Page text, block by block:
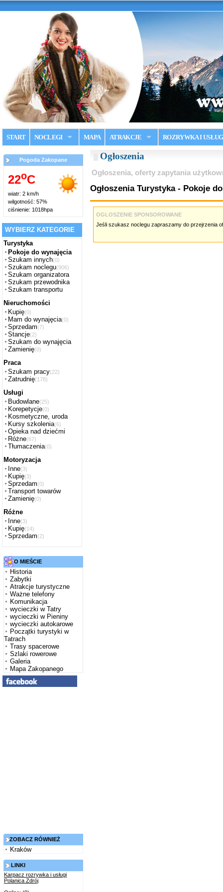
START NOCLEGI MAPA ATRAKCJE ROZRYWKA I
Pogoda Zakopane
22oC
wiatr: 2 km/h
wilgotność: 57%
ciśnienie: 1018hpa
WYBIERZ KATEGORIE
Turystyka
Pokoje do wynajęcia
Szukam innych(0)
Szukam noclegu(906)
Szukam organizatora
Szukam przewodnika
Szukam transportu
Nieruchomości
Kupię(0)
Mam do wynajęcia(0)
Sprzedam(7)
Stancje(2)
Szukam do wynajęcia
Zamienię(0)
Praca
Szukam pracy(22)
Zatrudnię(178)
Usługi
Budowlane(25)
Korepetycje(0)
Kosmetyczne, uroda
Kursy szkolenia(6)
Opieka nad dziećmi
Różne(67)
Tłumaczenia(0)
Motoryzacja
Inne(3)
Kupię(3)
Sprzedam(0)
Transport towarów
Zamienię(0)
Różne
Inne(3)
Kupię(14)
Sprzedam(2)
O MIEŚCIE
Historia
Zabytki
Atrakcje turystyczne
Ważne telefony
Komunikacja
wycieczki w Tatry
wycieczki w Pieniny
wycieczki autokarowe
Początki turystyki w
Tatrach
Trasy spacerowe
Szlaki rowerowe
Galeria
Mapa Zakopanego
ZOBACZ RÓWNIEŻ
Kraków
LINKI
Karpacz rozrywka i usługi
Polanica Zdrój
Ogłoszenia
Ogłoszenia, oferty zapytania
Ogłoszenia Turystyka - Pokoje
OGLOSZENIE SPONSOROWANE
Jeśli szukasz noclegu zapraszamy do przejrzenia